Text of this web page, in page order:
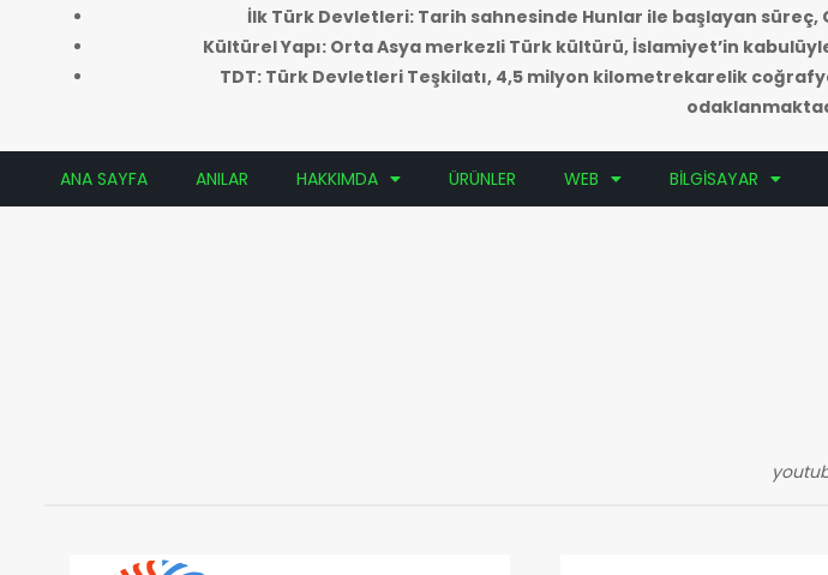
İlk Türk Devletleri: Tarih sahnesinde Hunlar ile başlayan süreç,
Kültürel Yapı: Orta Asya merkezli Türk kültürü, İslamiyet’in
TDT: Türk Devletleri Teşkilatı, 4,5 milyon kilometrekarelik
ANA SAYFA ANILAR HAKKIMDA ÜRÜNLER WEB BİLGİSAYAR